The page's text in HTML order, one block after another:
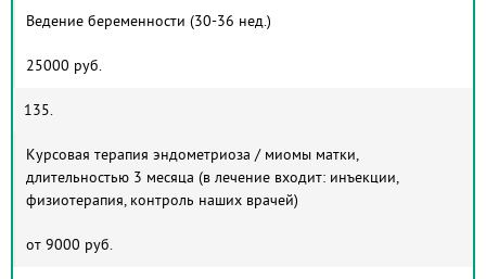
Ведение беременности (30-36 нед.)
25000 руб.
135.
Курсовая терапия эндометриоза / миомы матки,
длительностью 3 месяца (в лечение входит: инъекции,
физиотерапия, контроль наших врачей)
от 9000 руб.